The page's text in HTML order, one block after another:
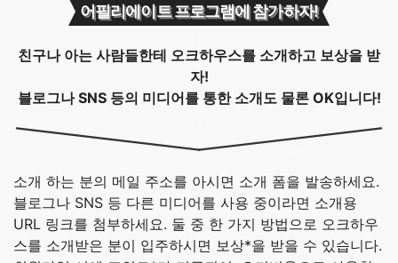
어필리에이트 프로그램에 참가하자!
친구나 아는 사람들한테 오크하우스를 소개하고 보상을 받
자!
블로그나 SNS 등의 미디어를 통한 소개도 물론 OK입니다!
소개 하는 분의 메일 주소를 아시면 소개 폼을 발송하세요.
블로그나 SNS 등 다른 미디어를 사용 중이라면 소개용
URL 링크를 첨부하세요. 둘 중 한 가지 방법으로 오크하우
스를 소개받은 분이 입주하시면 보상*을 받을 수 있습니다.